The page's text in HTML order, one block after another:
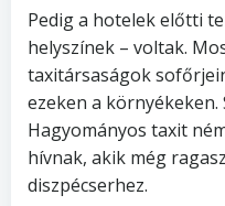
Pedig a hotelek előtti
helyszínek – voltak.
taxitársaságok
ezeken a környékeken.
Hagyományos taxit
hívnak, akik még
diszpécserhez.